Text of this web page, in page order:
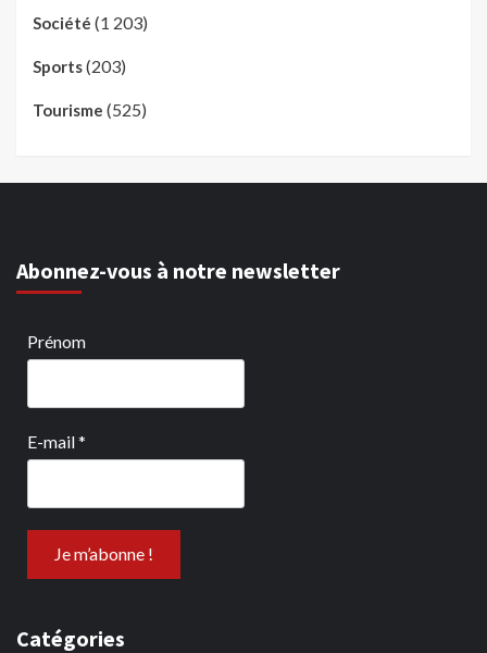
Société (1 203)
Sports(203)
Tourisme (525)
Abonnez-vous à notre newsletter
Prénom
E-mail*
Catégories